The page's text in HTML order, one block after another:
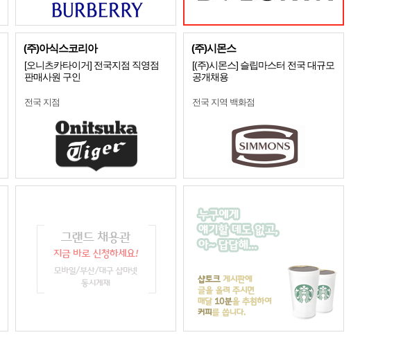
(주)아식스코리아
[오니츠카타이거] 전국지점 직영점
판매사원 구인
전국 지점
(주)시몬스
[(주)시몬스] 슬립마스터 전국 대규모
공개채용
전국 지역 백화점